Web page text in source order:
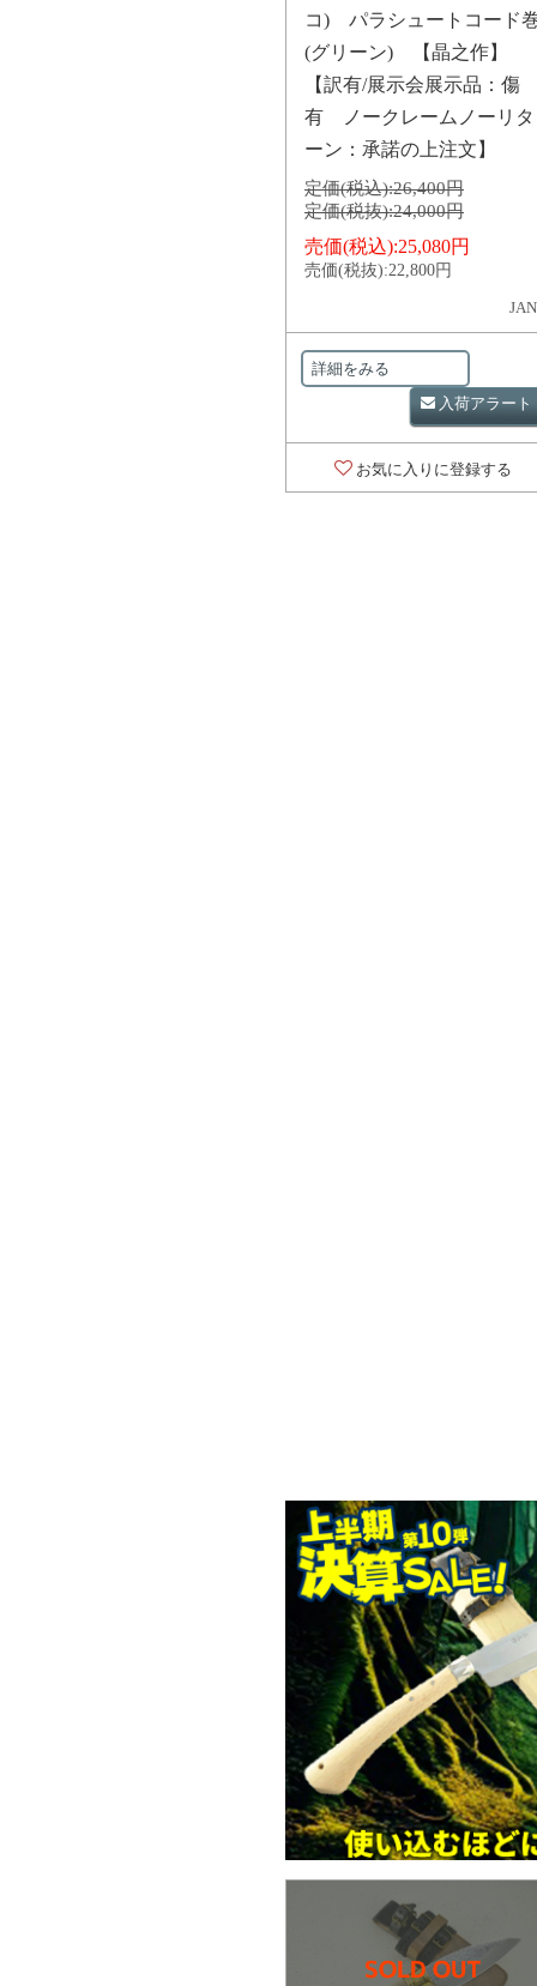
コ) パラシュートコード
(グリーン) 【晶之作】
【訳有/展示会展示品：傷
有 ノークレームノーリタ
ーン：承諾の上注文】
定価(税込):26,400円
定価(税抜):24,000円
売価(税込):25,080円
売価(税抜):22,800円
詳細をみる
入荷アラート
お気に入りに登録する